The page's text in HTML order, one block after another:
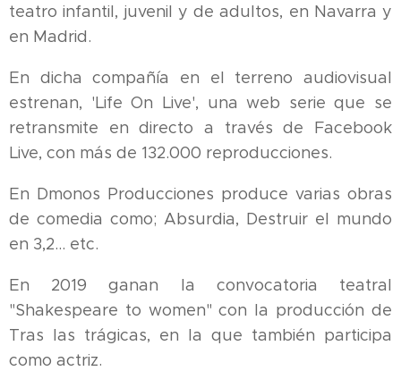
teatro infantil, juvenil y de adultos, en Navarra y
en Madrid.
En dicha compañía en el terreno audiovisual
estrenan, 'Life On Live', una web serie que se
retransmite en directo a través de Facebook
Live, con más de 132.000 reproducciones.
En Dmonos Producciones produce varias obras
de comedia como; Absurdia, Destruir el mundo
en 3,2... etc.
En 2019 ganan la convocatoria teatral
"Shakespeare to women" con la producción de
Tras las trágicas, en la que también participa
como actriz.